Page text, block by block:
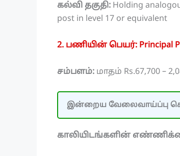
கல்வி தகுதி: Holding
post in level 17 or equivalent
2. பணியின் பெயர்: Principal
சம்பளம்: மாதம் Rs.67,700 –
இன்றைய வேலைவாய்ப்பு
காலியிடங்களின்